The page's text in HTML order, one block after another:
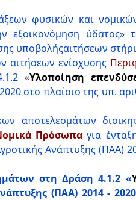
φυσικών και
ύδατος»
υποβολήςαιτήσεων
αιτήσεων ενίσχυσης
«Υλοποίηση
στο πλαίσιο της υπ.
αποτελεσμάτων
Πρόσωπα για
Ανάπτυξης (ΠΑΑ)
στη Δράση 4.1.2 «
(ΠΑΑ) 2014 -